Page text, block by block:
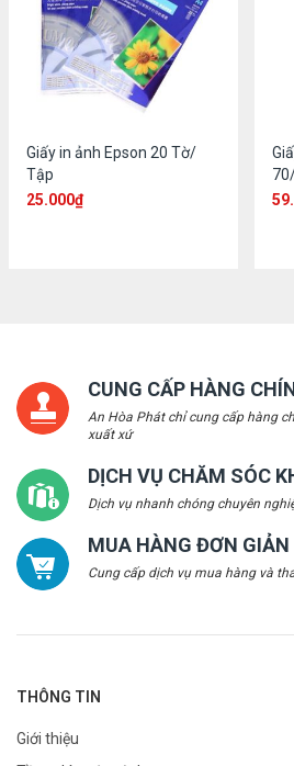
Giấy in ảnh Epson 20 Tờ/
Tập
25.000₫
CUNG CẤP HÀNG
An Hòa Phát chỉ cung cấp hàng
xuất xứ
DỊCH VỤ CHĂM SÓC
Dịch vụ nhanh chóng chuyên
MUA HÀNG ĐƠN
Cung cấp dịch vụ mua hàng và
THÔNG TIN
Giới thiệu